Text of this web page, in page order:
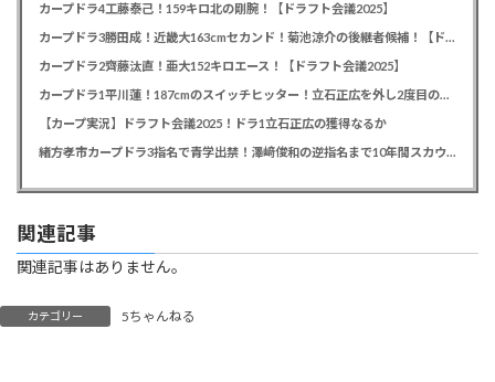
カープドラ4工藤泰己！159キロ北の剛腕！【ドラフト会議2025】
カープドラ3勝田成！近畿大163cmセカンド！菊池涼介の後継者候補！【ドラフト会議2025】
カープドラ2齊藤汰直！亜大152キロエース！【ドラフト会議2025】
カープドラ1平川蓮！187cmのスイッチヒッター！立石正広を外し2度目の重複も新井監督がクジを引き当てる！【ドラフト会議2025】
【カープ実況】ドラフト会議2025！ドラ1立石正広の獲得なるか
緒方孝市カープドラ3指名で青学出禁！澤﨑俊和の逆指名まで10年間スカウト出禁
関連記事
関連記事はありません。
カテゴリー 5ちゃんねる